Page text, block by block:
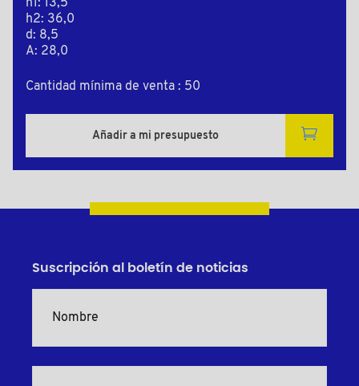
h1: 13,5
h2: 36,0
d: 8,5
A: 28,0
Cantidad mínima de venta : 50
Añadir a mi presupuesto
Suscripción al boletín de noticias